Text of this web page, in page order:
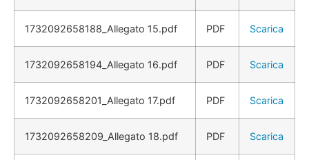
1732092658188_Allegato 15.pdf PDF Scarica
1732092658194_Allegato 16.pdf PDF Scarica
1732092658201_Allegato 17.pdf PDF Scarica
1732092658209_Allegato 18.pdf PDF Scarica